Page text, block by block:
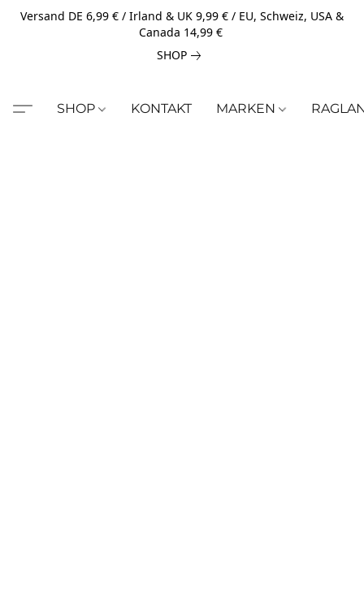
Versand DE 6,99 € / Irland & UK 9,99 € / EU, Schweiz, USA &
Canada 14,99 €
SHOP
SHOP KONTAKT MARKEN